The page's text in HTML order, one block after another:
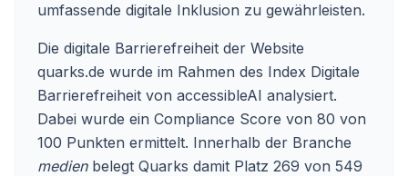
umfassende digitale Inklusion zu gewährleisten.
Die digitale Barrierefreiheit der Website
quarks.de wurde im Rahmen des Index Digitale
Barrierefreiheit von accessibleAI analysiert.
Dabei wurde ein Compliance Score von 80 von
100 Punkten ermittelt. Innerhalb der Branche
medienbelegt Quarks damit Platz 269 von 549